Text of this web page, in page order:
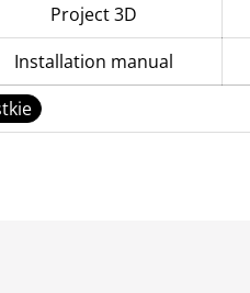
Project 3D
Installation manual